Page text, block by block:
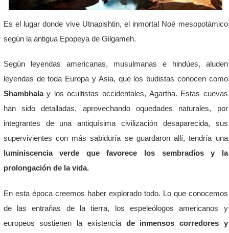
Es el lugar donde vive Utnapishtin, el inmortal Noé mesopotámico
según la antigua Epopeya de Gilgameh.
Según leyendas americanas, musulmanas e hindúes, aluden
leyendas de toda Europa y Asia, que los budistas conocen como
Shambhalay los ocultistas occidentales, Agartha. Estas cuevas
han sido detalladas, aprovechando oquedades naturales, por
integrantes de una antiquísima civilización desaparecida, sus
supervivientes con más sabiduría se guardaron allí, tendría una
luminiscencia verde que favorece los sembradíos y la
prolongación de la vida.
En esta época creemos haber explorado todo. Lo que conocemos
de las entrañas de la tierra, los espeleólogos americanos y
europeos sostienen la existencia de inmensos corredores y